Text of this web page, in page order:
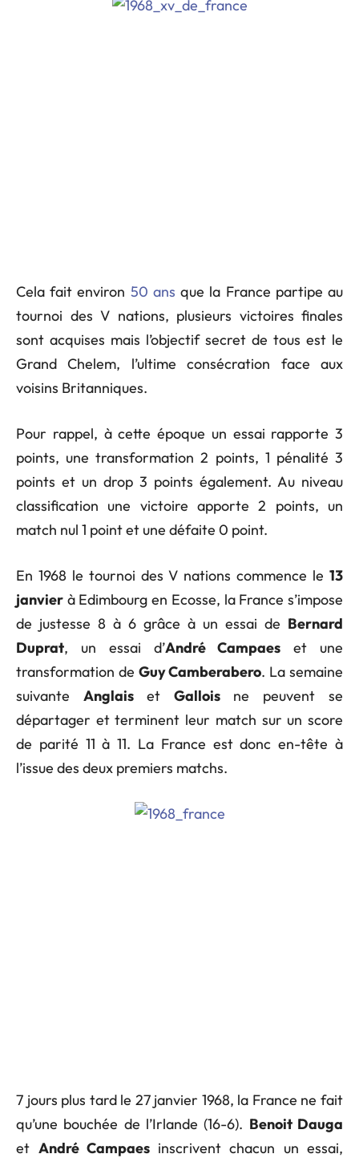
Cela fait environ 50 ans que la France partipe au
tournoi des V nations, plusieurs victoires finales
sont acquises mais l’objectif secret de tous est le
Grand Chelem, l’ultime consécration face aux
voisins Britanniques.
Pour rappel, à cette époque un essai rapporte 3
points, une transformation 2 points, 1 pénalité 3
points et un drop 3 points également. Au niveau
classification une victoire apporte 2 points, un
match nul 1 point et une défaite 0 point.
En 1968 le tournoi des V nations commence le 13
janvier à Edimbourg en Ecosse, la France s’impose
de justesse 8 à 6 grâce à un essai de Bernard
Duprat, un essai d’André Campaes et une
transformation de Guy Camberabero. La semaine
suivante Anglais et Gallois ne peuvent se
départager et terminent leur match sur un score
de parité 11 à 11. La France est donc en-tête à
l’issue des deux premiers matchs.
7 jours plus tard le 27 janvier 1968, la France ne fait
qu’une bouchée de l’Irlande (16-6). Benoit Dauga
et André Campaes inscrivent chacun un essai,